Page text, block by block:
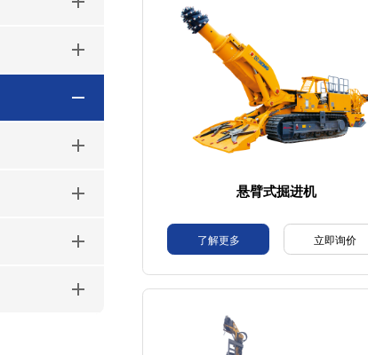
悬臂式掘进机
了解更多 立即询价